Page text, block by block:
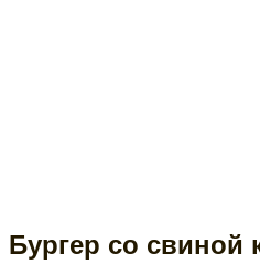
Бургер со свиной